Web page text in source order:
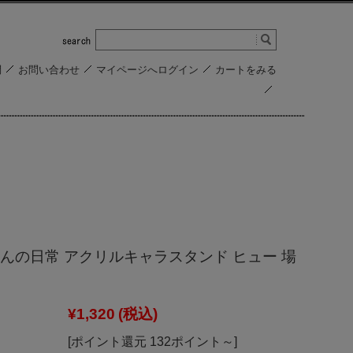
お問い合わせ マイページへログイン カートをみる
の日常 アクリルキャラスタンド ヒュー 場
¥1,320 (税込)
[ポイント還元 132ポイント～]